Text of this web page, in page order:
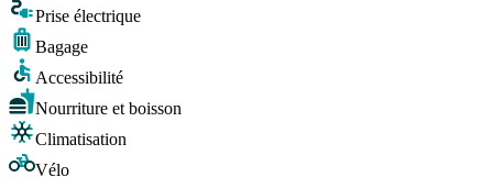
Prise électrique
Bagage
Accessibilité
Nourriture et boisson
Climatisation
Vélo